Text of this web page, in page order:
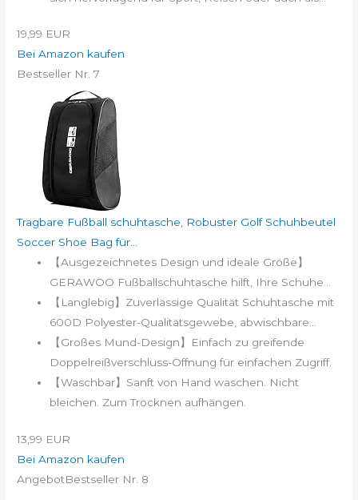
19,99 EUR
Bei Amazon kaufen
Bestseller Nr. 7
Tragbare Fußball schuhtasche, Robuster Golf Schuhbeutel
Soccer Shoe Bag für...
【Ausgezeichnetes Design und ideale Größe】
GERAWOO Fußballschuhtasche hilft, Ihre Schuhe...
【Langlebig】Zuverlässige Qualität Schuhtasche mit
600D Polyester-Qualitätsgewebe, abwischbare...
【Großes Mund-Design】Einfach zu greifende
Doppelreißverschluss-Öffnung für einfachen Zugriff.
【Waschbar】Sanft von Hand waschen. Nicht
bleichen. Zum Trocknen aufhängen.
13,99 EUR
Bei Amazon kaufen
AngebotBestseller Nr. 8